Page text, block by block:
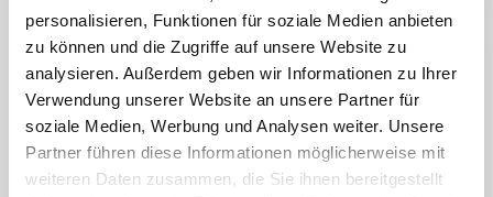
personalisieren, Funktionen für soziale Medien anbieten
zu können und die Zugriffe auf unsere Website zu
analysieren. Außerdem geben wir Informationen zu Ihrer
Verwendung unserer Website an unsere Partner für
soziale Medien, Werbung und Analysen weiter. Unsere
Partner führen diese Informationen möglicherweise mit
weiteren Daten zusammen, die Sie ihnen bereitgestellt
Swissmem hat sich im
Auftrag der Mitgliedfirmen für
die BVG-Reform eingesetzt,
welche die…